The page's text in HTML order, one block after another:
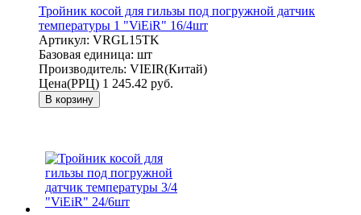
Тройник косой для гильзы под погружной датчик
температуры 1 "ViEiR" 16/4шт
Артикул: VRGL15TK
Базовая единица: шт
Производитель: VIEIR(Китай)
Цена(РРЦ) 1 245.42 руб.
В корзину